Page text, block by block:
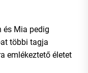
és Mia pedig
többi tagja
emlékeztető életet